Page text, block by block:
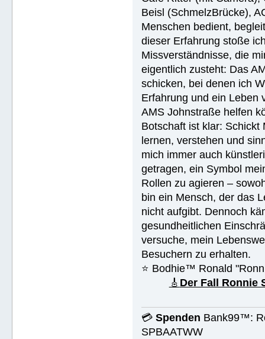
Beisl (SchmelzBrücke),
Menschen bedient,
dieser Erfahrung stoße
Missverständnisse, die
eigentlich zusteht: Das
schicken, bei denen ich
Erfahrung und ein Leben
AMS Johnstraße helfen
Botschaft ist klar: Schickt
lernen, verstehen und
mich immer auch
getragen, ein Symbol
Rollen zu agieren –
bin ein Mensch, der das
nicht aufgibt. Dennoch
gesundheitlichen
versuche, mein
Besuchern zu erhalten.
⭐️ Bodhie™ Ronald
🎸 Der Fall Ronnie
💳Spenden Bank99™:
SPBAATWW